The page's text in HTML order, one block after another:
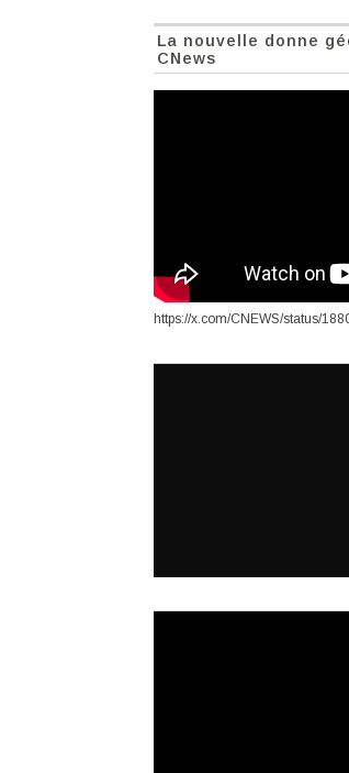
La nouvelle donne
CNews
https://x.com/CNEWS/status/